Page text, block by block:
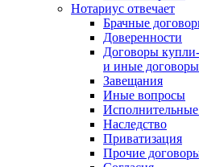
Нотариус отвечает
Брачные
Доверенности
Договоры
и иные
Завещания
Иные вопросы
Наследство
Приватизация
Прочие